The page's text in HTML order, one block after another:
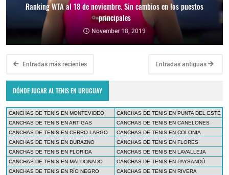
Ranking WTA al 18 de noviembre. Sin cambios en los puestos
principales
November 18, 2019
Entradas más recientes Entradas antiguas
DÓNDE JUGAR AL TENIS EN URUGUAY
CANCHAS DE TENIS EN MONTEVIDEO
CANCHAS DE TENIS EN PUNTA DEL ESTE
CANCHAS DE TENIS EN ARTIGAS
CANCHAS DE TENIS EN CANELONES
CANCHAS DE TENIS EN CERRO LARGO
CANCHAS DE TENIS EN COLONIA
CANCHAS DE TENIS EN DURAZNO
CANCHAS DE TENIS EN FLORES
CANCHAS DE TENIS EN FLORIDA
CANCHAS DE TENIS EN LAVALLEJA
CANCHAS DE TENIS EN MALDONADO
CANCHAS DE TENIS EN PAYSANDÚ
CANCHAS DE TENIS EN RÍO NEGRO
CANCHAS DE TENIS EN RIVERA